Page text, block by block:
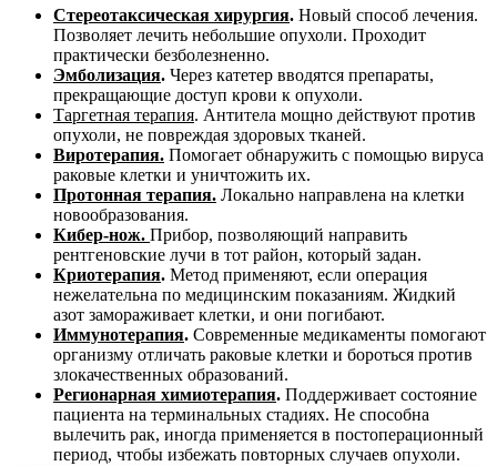
Стереотаксическая хирургия. Новый способ лечения.
Позволяет лечить небольшие опухоли. Проходит
практически безболезненно.
Эмболизация. Через катетер вводятся препараты,
прекращающие доступ крови к опухоли.
Таргетная терапия. Антитела мощно действуют против
опухоли, не повреждая здоровых тканей.
Виротерапия. Помогает обнаружить с помощью вируса
раковые клетки и уничтожить их.
Протонная терапия. Локально направлена на клетки
новообразования.
Кибер-нож. Прибор, позволяющий направить
рентгеновские лучи в тот район, который задан.
Криотерапия. Метод применяют, если операция
нежелательна по медицинским показаниям. Жидкий
азот замораживает клетки, и они погибают.
Иммунотерапия. Современные медикаменты помогают
организму отличать раковые клетки и бороться против
злокачественных образований.
Регионарная химиотерапия. Поддерживает состояние
пациента на терминальных стадиях. Не способна
вылечить рак, иногда применяется в постоперационный
период, чтобы избежать повторных случаев опухоли.